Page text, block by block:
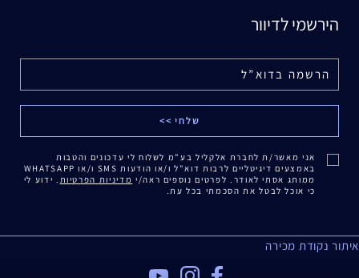
הירשמי לדיוור
אני מאשר/ת לחברת אלקליל בע"מ לשלוח לי עדכונים והטבות
באמצעים דיגיטליים לרבות דוא"ל ו/או הודעות SMS ו/או WHATSAPP
ממותג אסתי לאודר. לפרטים נוספים ראה/י מדיניות הפרטיות . ידוע לי
כי אוכל לבטל את הסכמתי בכל עת.
איתור נקודת מכירה